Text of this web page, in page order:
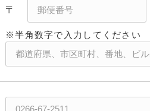
〒
※半角数字で入力してください